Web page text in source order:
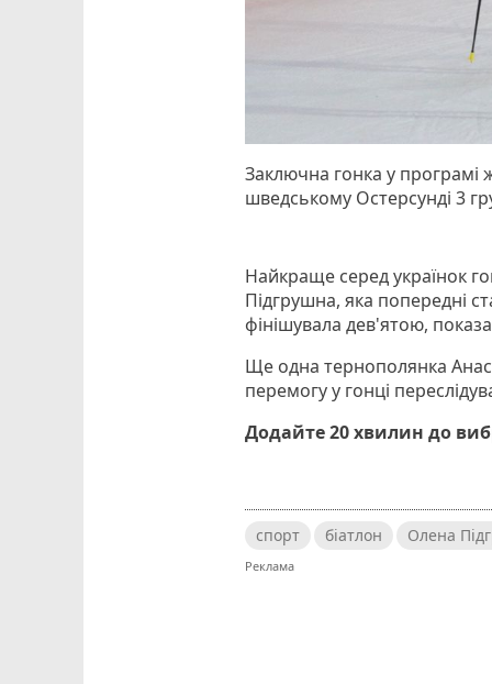
Заключна гонка у програмі
шведському Остерсунді 3
Найкраще серед українок
Підгрушна, яка попередні
фінішувала дев'ятою,
Ще одна тернополянка
перемогу у гонці
Додайте 20 хвилин до
спорт біатлон Олена